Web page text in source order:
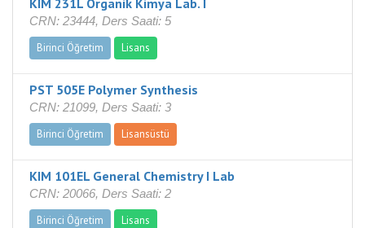
KIM 231L Organik Kimya Lab. I
CRN: 23444, Ders Saati: 5
Birinci Öğretim
Lisans
PST 505E Polymer Synthesis
CRN: 21099, Ders Saati: 3
Birinci Öğretim
Lisansüstü
KIM 101EL General Chemistry I Lab
CRN: 20066, Ders Saati: 2
Birinci Öğretim
Lisans